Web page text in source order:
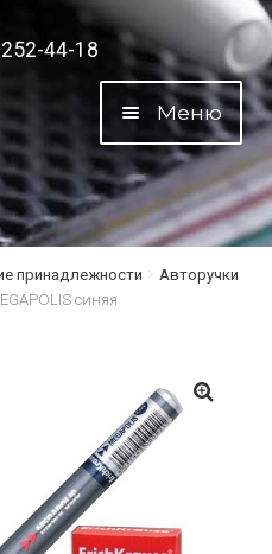
44-18
Меню
принадлежности
Авторучки
синяя